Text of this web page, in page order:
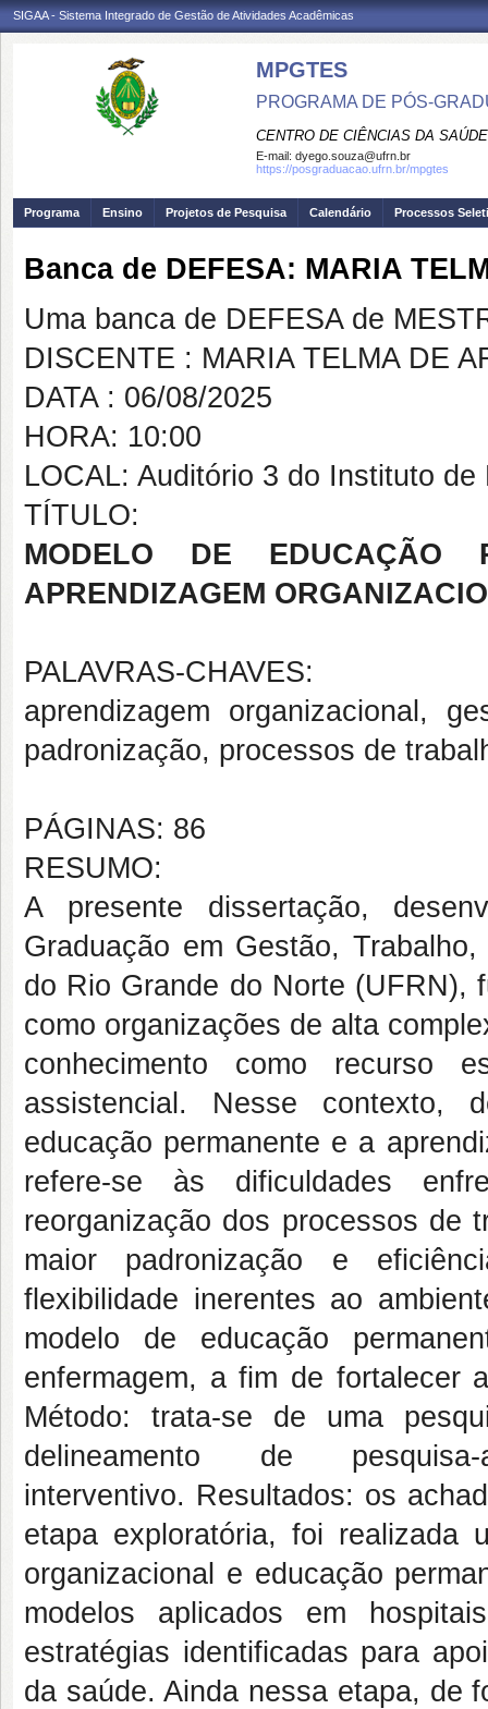
SIGAA - Sistema Integrado de Gestão de Atividades Acadêmicas
MPGTES
PROGRAMA DE PÓS-
CENTRO DE CIÊNCIAS DA SAÚDE
E-mail: dyego.souza@ufrn.br
https://posgraduacao.ufrn.br/mpgtes
Programa Ensino Projetos de Pesquisa Calendário Processos
Banca de DEFESA: MARIA
Uma banca de DEFESA de
DISCENTE : MARIA TELMA DE
DATA : 06/08/2025
HORA: 10:00
LOCAL: Auditório 3 do Instituto
TÍTULO:
MODELO DE EDUCAÇÃO
APRENDIZAGEM
PALAVRAS-CHAVES:
aprendizagem organizacional,
padronização, processos de
PÁGINAS: 86
RESUMO:
A presente dissertação,
Graduação em Gestão,
do Rio Grande do Norte (UFRN),
como organizações de alta
conhecimento como recurso
assistencial. Nesse contexto,
educação permanente e a
refere-se às dificuldades
reorganização dos processos de
maior padronização e
flexibilidade inerentes ao
modelo de educação
enfermagem, a fim de fortalecer
Método: trata-se de uma
delineamento de
interventivo. Resultados: os
etapa exploratória, foi realizada
organizacional e educação
modelos aplicados em
estratégias identificadas para
da saúde. Ainda nessa etapa, de